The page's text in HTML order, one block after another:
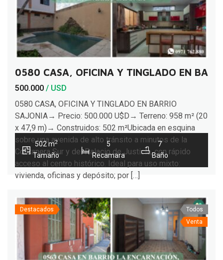
0580 CASA, OFICINA Y TINGLADO EN
500.000 / USD
0580 CASA, OFICINA Y TINGLADO EN BARRIO
SAJONIA→ Precio: 500.000 U$D→ Terreno: 958 m² (20
x 47,9 m)→ Construidos: 502 m²Ubicada en esquina
sobre una avenida de alto tránsito a minutos de la
Costanera Sur y del Palacio de Justicia, con rápido
acceso al centro histórico. Ideal para uso mixto:
vivienda, oficinas y depósito; por […]
502 m2
Tamaño
5
Recamara
7
Baño
Destacados
Todos
Venta